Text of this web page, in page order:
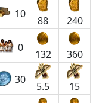
10
88 240
0
132 360
30
5.5 15